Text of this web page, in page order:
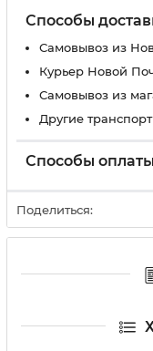
Способы
Самовывоз из
Курьер Новой
Самовывоз из
Другие
Способы оплаты
Поделиться: